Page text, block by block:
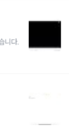
니다.